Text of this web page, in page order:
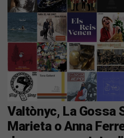
Valtònyc, La Gossa
Marieta o Anna